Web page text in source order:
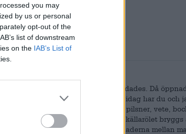
you may
by us or personal
opt-out of the
list of downstream
on the IAB’s List of
plus
€ 0,08
(0)
till det år då bryggeriet grundades. Då
slottet med den finaste ölen, och idag har du och
är genomgående traditionellt: pilsner, vete,
en klassiker. Det gamla frankiska källarölet bryggs
och serveras under sommarmånaderna mellan